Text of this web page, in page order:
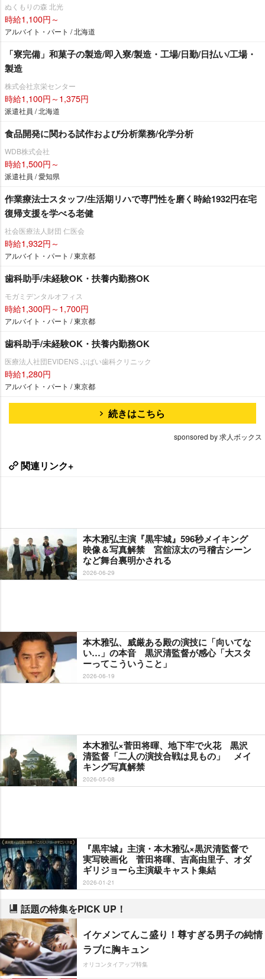
ぬくもりの森 北光
時給1,100円～
アルバイト・パート / 北海道
「寮完備」和菓子の製造/即入寮/製造・工場/日勤/日払い/工場・
製造
株式会社京栄センター
時給1,100円～1,375円
派遣社員 / 北海道
食品開発に関わる試作および分析業務/化学分析
WDB株式会社
時給1,500円～
派遣社員 / 愛知県
作業療法士スタッフ/生活期リハで専門性を磨く時給1932円在宅
復帰支援を学べる老健
社会医療法人財団 仁医会
時給1,932円～
アルバイト・パート / 東京都
歯科助手/未経験OK・扶養内勤務OK
モガミデンタルオフィス
時給1,300円～1,700円
アルバイト・パート / 東京都
歯科助手/未経験OK・扶養内勤務OK
医療法人社団EVIDENS ぶばい歯科クリニック
時給1,280円
アルバイト・パート / 東京都
続きはこちら
sponsored by 求人ボックス
関連リンク+
本木雅弘主演『黒牢城』596秒メイキング
映像＆写真解禁 宮舘涼太の弓稽古シーン
など舞台裏明かされる
2026-06-29
本木雅弘、威厳ある殿の演技に「向いてな
い…」の本音 黒沢清監督が感心「大スタ
ーってこういうこと」
2026-06-19
本木雅弘×菅田将暉、地下牢で火花 黒沢
清監督「二人の演技合戦は見もの」 メイ
キング写真解禁
2026-05-08
『黒牢城』主演・本木雅弘×黒沢清監督で
実写映画化 菅田将暉、吉高由里子、オダ
ギリジョーら主演級キャスト集結
2026-01-21
話題の特集をPICK UP！
イケメンてんこ盛り！尊すぎる男子の純情
ラブに胸キュン
オリコンタイアップ特集